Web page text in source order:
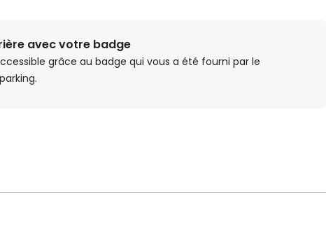
avec votre badge
grâce au badge qui vous a été fourni par le